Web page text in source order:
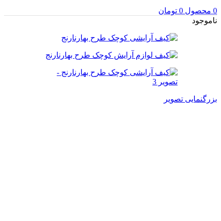
0 محصول 0 تومان
ناموجود
بزرگنمایی تصویر